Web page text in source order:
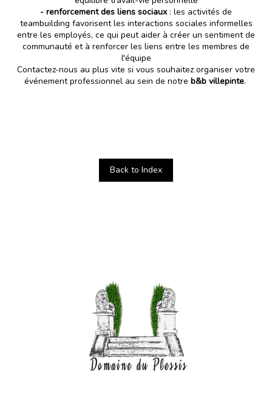
- renforcement des liens sociaux: les activités de
teambuilding favorisent les interactions sociales informelles
entre les employés, ce qui peut aider à créer un sentiment de
communauté et à renforcer les liens entre les membres de
l'équipe
Contactez-nous au plus vite si vous souhaitez organiser votre
événement professionnel au sein de notre b&b villepinte.
Back to Index